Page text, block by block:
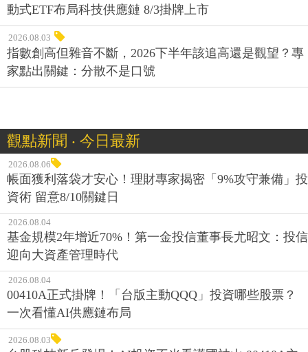
動式ETF布局科技供應鏈 8/3掛牌上市
2026.08.03
指數創高但雜音不斷，2026下半年該追高還是觀望？專
家點出關鍵：分散不是口號
觀點新聞 ‧ 今日最新
2026.08.06
帳面獲利落袋才安心！理財專家揭密「9%攻守兼備」投
資術 留意8/10關鍵日
2026.08.04
基金規模2年增近70%！第一金投信董事長尤昭文：投信
迎向大資產管理時代
2026.08.04
00410A正式掛牌！「台版主動QQQ」投資哪些股票？
一次看懂AI供應鏈布局
2026.08.03